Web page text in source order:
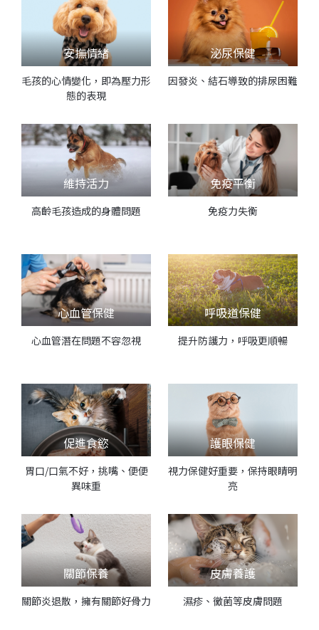
安撫情緒
毛孩的心情變化，即為壓力形
態的表現
泌尿保健
因發炎、結石導致的排尿困難
維持活力
高齡毛孩造成的身體問題
免疫平衡
免疫力失衡
心血管保健
心血管潛在問題不容忽視
呼吸道保健
提升防護力，呼吸更順暢
促進食慾
胃口/口氣不好，挑嘴、便便
異味重
護眼保健
視力保健好重要，保持眼睛明
亮
關節保養
關節炎退散，擁有關節好骨力
皮膚養護
濕疹、黴菌等皮膚問題